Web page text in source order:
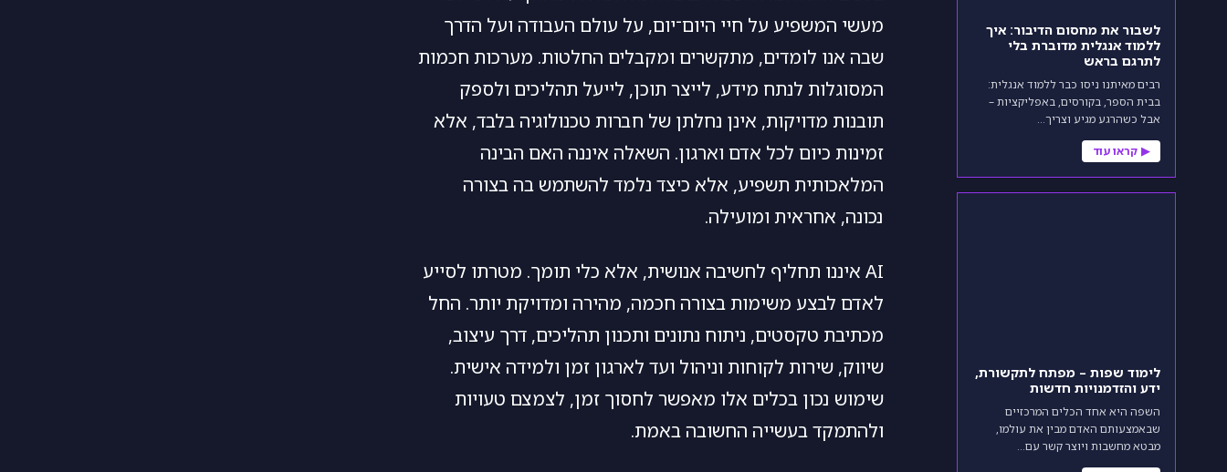
לשבור את מחסום הדיבור: איך
ללמוד אנגלית מדוברת בלי
לתרגם בראש
רבים מאיתנו ניסו כבר ללמוד אנגלית:
בבית הספר, בקורסים, באפליקציות –
אבל כשהרגע מגיע וצריך…
▶ קראו עוד
לימוד שפות – מפתח לתקשורת,
ידע והזדמנויות חדשות
השפה היא אחד הכלים המרכזיים
שבאמצעותם האדם מבין את עולמו,
מבטא מחשבות ויוצר קשר עם…
מעשי המשפיע על חיי היום־יום, על עולם העבודה ועל הדרך
שבה אנו לומדים, מתקשרים ומקבלים החלטות. מערכות חכמות
המסוגלות לנתח מידע, לייצר תוכן, לייעל תהליכים ולספק
תובנות מדויקות, אינן נחלתן של חברות טכנולוגיה בלבד, אלא
זמינות כיום לכל אדם וארגון. השאלה איננה האם הבינה
המלאכותית תשפיע, אלא כיצד נלמד להשתמש בה בצורה
נכונה, אחראית ומועילה.
AI איננו תחליף לחשיבה אנושית, אלא כלי תומך. מטרתו לסייע
לאדם לבצע משימות בצורה חכמה, מהירה ומדויקת יותר. החל
מכתיבת טקסטים, ניתוח נתונים ותכנון תהליכים, דרך עיצוב,
שיווק, שירות לקוחות וניהול ועד לארגון זמן ולמידה אישית.
שימוש נכון בכלים אלו מאפשר לחסוך זמן, לצמצם טעויות
ולהתמקד בעשייה החשובה באמת.